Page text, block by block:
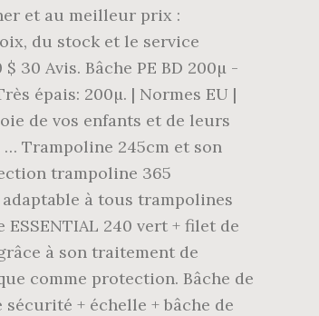
et au meilleur prix :
du stock et le service
30 Avis. Bâche PE BD 200µ -
épais: 200µ. | Normes EU |
de vos enfants et de leurs
Trampoline 245cm et son
trampoline 365
à tous trampolines
240 vert + filet de
à son traitement de
comme protection. Bâche de
+ échelle + bâche de